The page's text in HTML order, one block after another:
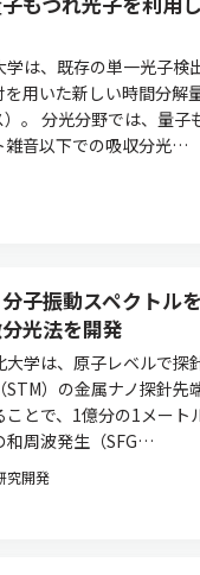
は、既存の単一光子検
用いた新しい時間分解
。 分光分野では、量子
雑音以下での吸収分光…
子振動スペクトル
光法を開発
学は、原子レベルで探
）の金属ナノ探針先
とで、1億分の1メート
和周波発生（SFG…
究開発